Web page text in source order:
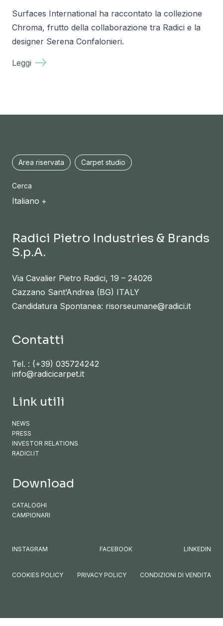
Surfaces International ha raccontato la collezione
Chroma, frutto della collaborazione tra Radici e la
designer Serena Confalonieri.
Leggi
Area riservata Carpet studio
Cerca
Italiano
Radici Pietro Industries & Brands
S.p.A.
Via Cavalier Pietro Radici, 19 – 24026
Cazzano Sant’Andrea (BG) ITALY
Candidatura Spontanea: risorseumane@radici.it
Contatti
Tel. : (+39) 035724242
info@radicicarpet.it
Link utili
NEWS
PRESS
INVESTOR RELATIONS
RADICI.IT
Download
CATALOGHI
CAMPIONARI
INSTAGRAM FACEBOOK LINKEDIN
COOKIES POLICY PRIVACY POLICY CONDIZIONI DI VENDITA